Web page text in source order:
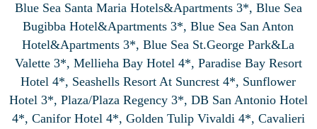
Blue Sea Santa Maria Hotels&Apartments 3*, Blue Sea
Bugibba Hotel&Apartments 3*, Blue Sea San Anton
Hotel&Apartments 3*, Blue Sea St.George Park&La
Valette 3*, Mellieha Bay Hotel 4*, Paradise Bay Resort
Hotel 4*, Seashells Resort At Suncrest 4*, Sunflower
Hotel 3*, Plaza/Plaza Regency 3*, DB San Antonio Hotel
4*, Canifor Hotel 4*, Golden Tulip Vivaldi 4*, Cavalieri